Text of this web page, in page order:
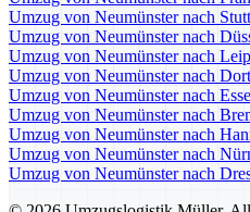
Umzug von Neumünster nach
Umzug von Neumünster nach
Umzug von Neumünster nach
Umzug von Neumünster nach
Umzug von Neumünster nach
Umzug von Neumünster nach
Umzug von Neumünster nach
Umzug von Neumünster nach
Umzug von Neumünster nach